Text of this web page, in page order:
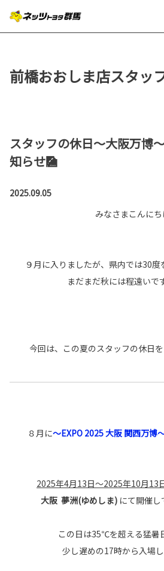
前橋おおしま店スタッ
スタッフの休日～大阪万博
知らせ🎑
2025.09.05
みなさまこんにち
９月に入りましたが、県内では30度
まだまだ秋には程遠いで
今回は、この夏のスタッフの休日
８月に～EXPO 2025 大阪 関西万博
2025年4月13日～2025年10月13
大阪 夢洲(ゆめしま) にて開催
この日は35℃を超える猛暑
少し遅めの17時から入場